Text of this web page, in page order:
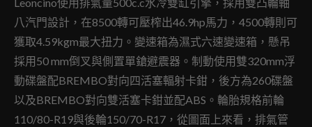
Leoncino使用排氣量500c.c水冷雙缸引擎，採用雙凸輪軸
八汽門設計，在8500轉可壓榨出46.9hp馬力，4500轉則可
獲取4.59kgm最大扭力。變速箱為濕式六速變速箱，懸吊
採用50 mm倒叉與側置單鎗避震器。制動使用雙320mm浮
動碟盤配BREMBO對向四活塞輻射卡鉗，後方為260碟盤
以及BREMBO對向雙活塞卡鉗並配ABS。輪胎規格前輪
110/80-R19與後輪150/70-R17，從圖面上來看，排氣管